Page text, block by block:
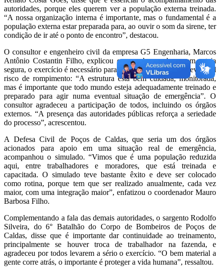
autoridades, porque eles querem ver a população externa treinada.
“A nossa organização interna é importante, mas o fundamental é a
população externa estar preparada para, ao ouvir o som da sirene, ter
condição de ir até o ponto de encontro”, destacou.
O consultor e engenheiro civil da empresa G5 Engenharia, Marcos
Antônio Costantin Filho, explicou que, embora a barragem esteja
segura, o exercício é necessário para saber o que fazer num eventual
risco de rompimento: “A estrutura está bem cuidada, monitorada,
mas é importante que todo mundo esteja adequadamente treinado e
preparado para agir numa eventual situação de emergência”. O
consultor agradeceu a participação de todos, incluindo os órgãos
externos. “A presença das autoridades públicas reforça a seriedade
do processo”, acrescentou.
A Defesa Civil de Poços de Caldas, que seria um dos órgãos
acionados para apoio em uma situação real de emergência,
acompanhou o simulado. “Vimos que é uma população reduzida
aqui, entre trabalhadores e moradores, que está treinada e
capacitada. O simulado teve bastante êxito e deve ser colocado
como rotina, porque tem que ser realizado anualmente, cada vez
maior, com uma integração maior”, enfatizou o coordenador Mauro
Barbosa Filho.
Complementando a fala das demais autoridades, o sargento Rodolfo
Silveira, do 6° Batalhão do Corpo de Bombeiros de Poços de
Caldas, disse que é importante dar continuidade ao treinamento,
principalmente se houver troca de trabalhador na fazenda, e
agradeceu por todos levarem a sério o exercício. “O bem material a
gente corre atrás, o importante é proteger a vida humana”, ressaltou.